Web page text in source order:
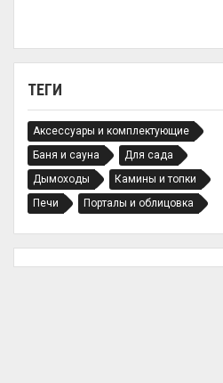
ТЕГИ
Аксессуары и комплектующие
Баня и сауна
Для сада
Дымоходы
Камины и топки
Печи
Порталы и облицовка